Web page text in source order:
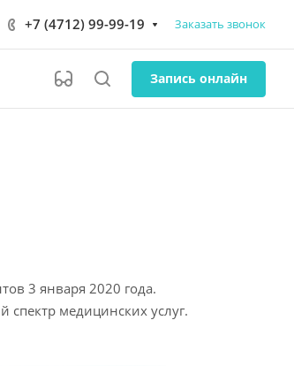
+7 (4712) 99-99-19 Заказать звонок
Запись онлайн
3 января 2020 года.
медицинских услуг.